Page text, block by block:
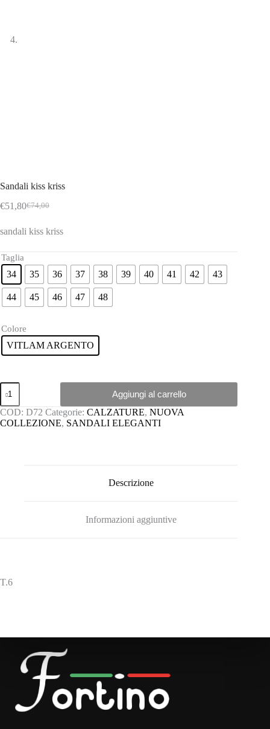
Sandali kiss kriss
€74,00
Il
originale
€51,80Il
attuale
sandali kiss kriss
Taglia
34 35 36 37 38 39 40 41 42 43
44 45 46 47 48
Colore
VITLAM ARGENTO
Sandali
kiss
kriss
quantità
Aggiungi al carrello
COD: D72 Categorie: CALZATURE, NUOVA
COLLEZIONE, SANDALI ELEGANTI
Descrizione
Informazioni aggiuntive
T.6